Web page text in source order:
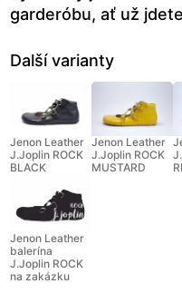
garderóbu, ať už
Další varianty
Jenon Leather
J.Joplin ROCK
BLACK
Jenon Leather
J.Joplin ROCK
MUSTARD
Jenon Leather
balerína
J.Joplin ROCK
na zakázku